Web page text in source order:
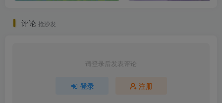
评论 抢沙发
请登录后发表评论
登录 注册